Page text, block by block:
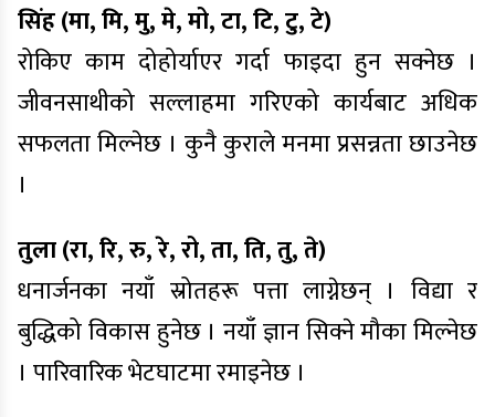
सिंह (मा, मि, मु, मे, मो, टा, टि, टु, टे)
रोकिए काम दोहोर्याएर गर्दा फाइदा हुन सक्नेछ ।
जीवनसाथीको सल्लाहमा गरिएको कार्यबाट अधिक
सफलता मिल्नेछ । कुनै कुराले मनमा प्रसन्नता छाउनेछ
।
तुला (रा, रि, रु, रे, रो, ता, ति, तु, ते)
धनार्जनका नयाँ स्रोतहरू पत्ता लाग्नेछन् । विद्या र
बुद्धिको विकास हुनेछ । नयाँ ज्ञान सिक्ने मौका मिल्नेछ
। पारिवारिक भेटघाटमा रमाइनेछ ।